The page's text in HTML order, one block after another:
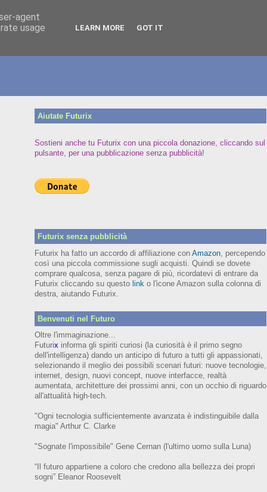
Aiutate Futurix
Sostieni anche tu Futurix con una piccola donazione, cliccando sul
pulsante, per una pubblicazione senza pubblicità!
Futurix senza pubblicità
Futurix ha fatto un accordo di affiliazione con Amazon, percependo
così una piccola commissione sugli acquisti. Quindi se dovete
comprare qualcosa, senza pagare di più, ricordatevi di entrare da
Futurix cliccando su questo link o l'icone Amazon sulla colonna di
destra, aiutando Futurix.
Benvenuti nel Futuro
Oltre l'immaginazione...
Futurix informa gli spiriti curiosi (la curiosità è il primo segno
dell'intelligenza)dando un anticipo di futuroa tutti gli appassionati,
selezionando il meglio dei possibili scenari futuri: nuove tecnologie,
internet, design, nuovi concept, nuove interfacce, realtà
aumentata, architetture dei prossimi anni, con un occhio di riguardo
all'attualità high-tech.
"Ogni tecnologia sufficientemente avanzata è indistinguibile dalla
magia" Arthur C. Clarke
"Sognate l'impossibile" Gene Cernan (l'ultimo uomo sulla Luna)
“Il futuro appartiene a coloro che credono alla bellezza dei propri
sogni” EleanorRoosevelt
agent
usage
LEARN MORE GOT IT